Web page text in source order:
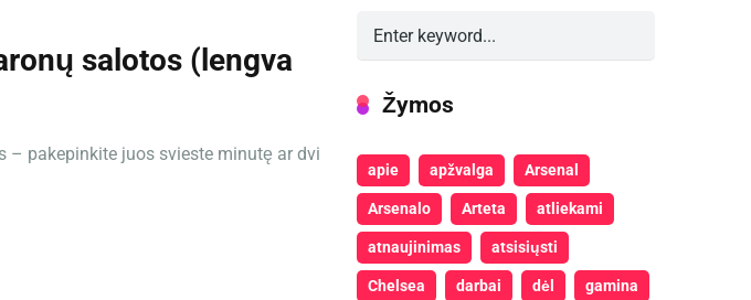
salotos (lengva
– pakepinkite juos svieste minutę ar dvi
Žymos
apie apžvalga Arsenal
Arsenalo Arteta atliekami
atnaujinimas atsisiųsti
Chelsea darbai dėl gamina